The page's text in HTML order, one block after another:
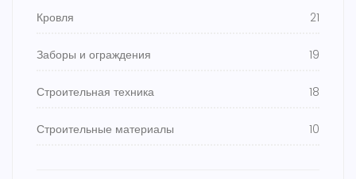
Кровля 21
Заборы и ограждения 19
Строительная техника 18
Строительные материалы 10